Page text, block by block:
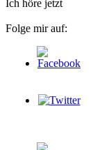
Ich höre jetzt
Folge mir auf: